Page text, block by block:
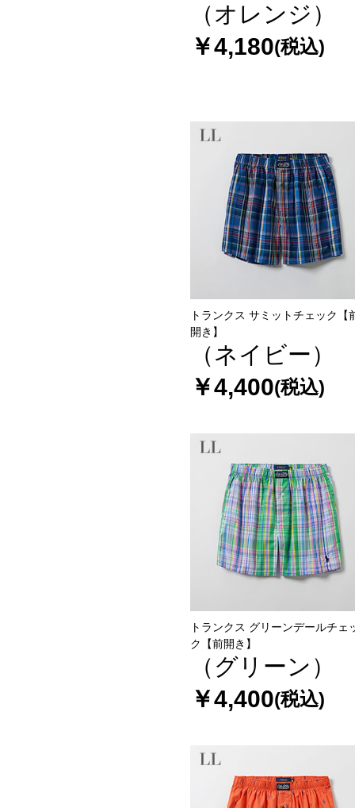
（オレンジ）
￥4,180(税込)
トランクス サミットチェック【
開き】
（ネイビー）
￥4,400(税込)
トランクス グリーンデールチェ
ク【前開き】
（グリーン）
￥4,400(税込)